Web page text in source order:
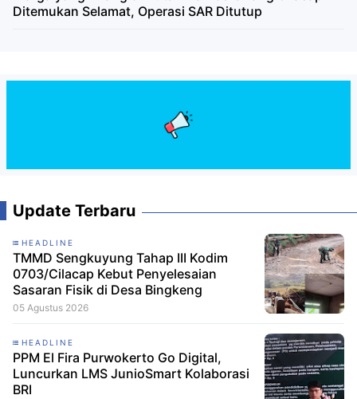
Ditemukan Selamat, Operasi SAR Ditutup
Update Terbaru
HEADLINE
TMMD Sengkuyung Tahap III Kodim
0703/Cilacap Kebut Penyelesaian
Sasaran Fisik di Desa Bingkeng
05 Agustus 2026
HEADLINE
PPM El Fira Purwokerto Go Digital,
Luncurkan LMS JunioSmart Kolaborasi
BRI